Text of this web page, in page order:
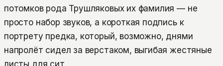
потомков рода Трушляковых их фамилия — не
просто набор звуков, а короткая подпись к
портрету предка, который, возможно, днями
напролёт сидел за верстаком, выгибая жестяные
листы для сит.